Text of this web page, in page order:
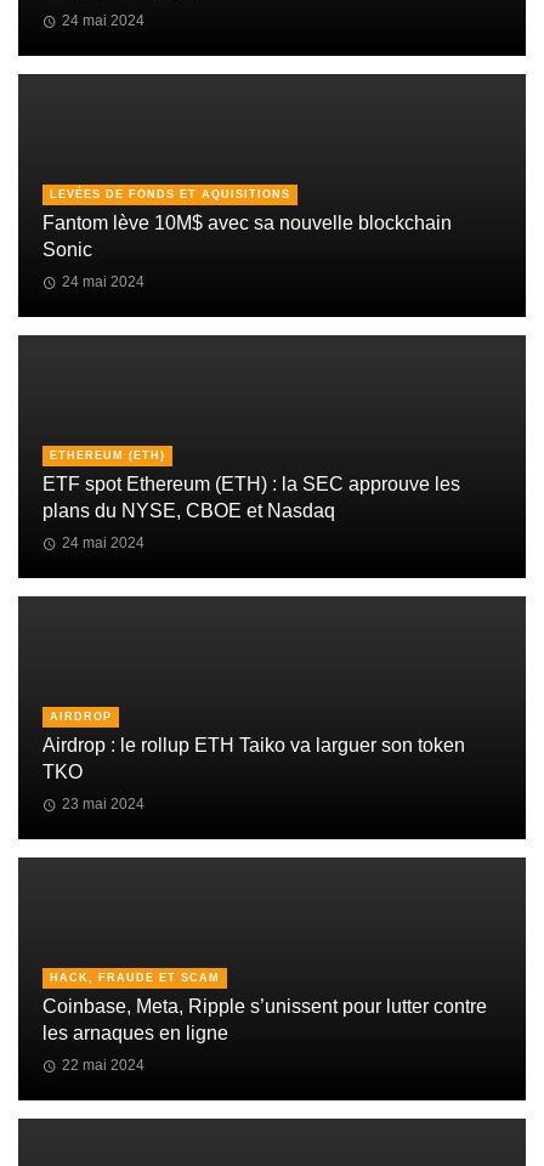
24 mai 2024
LEVÉES DE FONDS ET AQUISITIONS
Fantom lève 10M$ avec sa nouvelle blockchain
Sonic
24 mai 2024
ETHEREUM (ETH)
ETF spot Ethereum (ETH) : la SEC approuve les
plans du NYSE, CBOE et Nasdaq
24 mai 2024
AIRDROP
Airdrop : le rollup ETH Taiko va larguer son token
TKO
23 mai 2024
HACK, FRAUDE ET SCAM
Coinbase, Meta, Ripple s’unissent pour lutter contre
les arnaques en ligne
22 mai 2024